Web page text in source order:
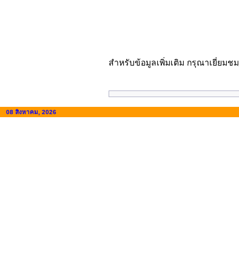
สำหรับข้อมูลเพิ่มเติม กรุณาเยี่ยมชม
08 สิงหาคม, 2026